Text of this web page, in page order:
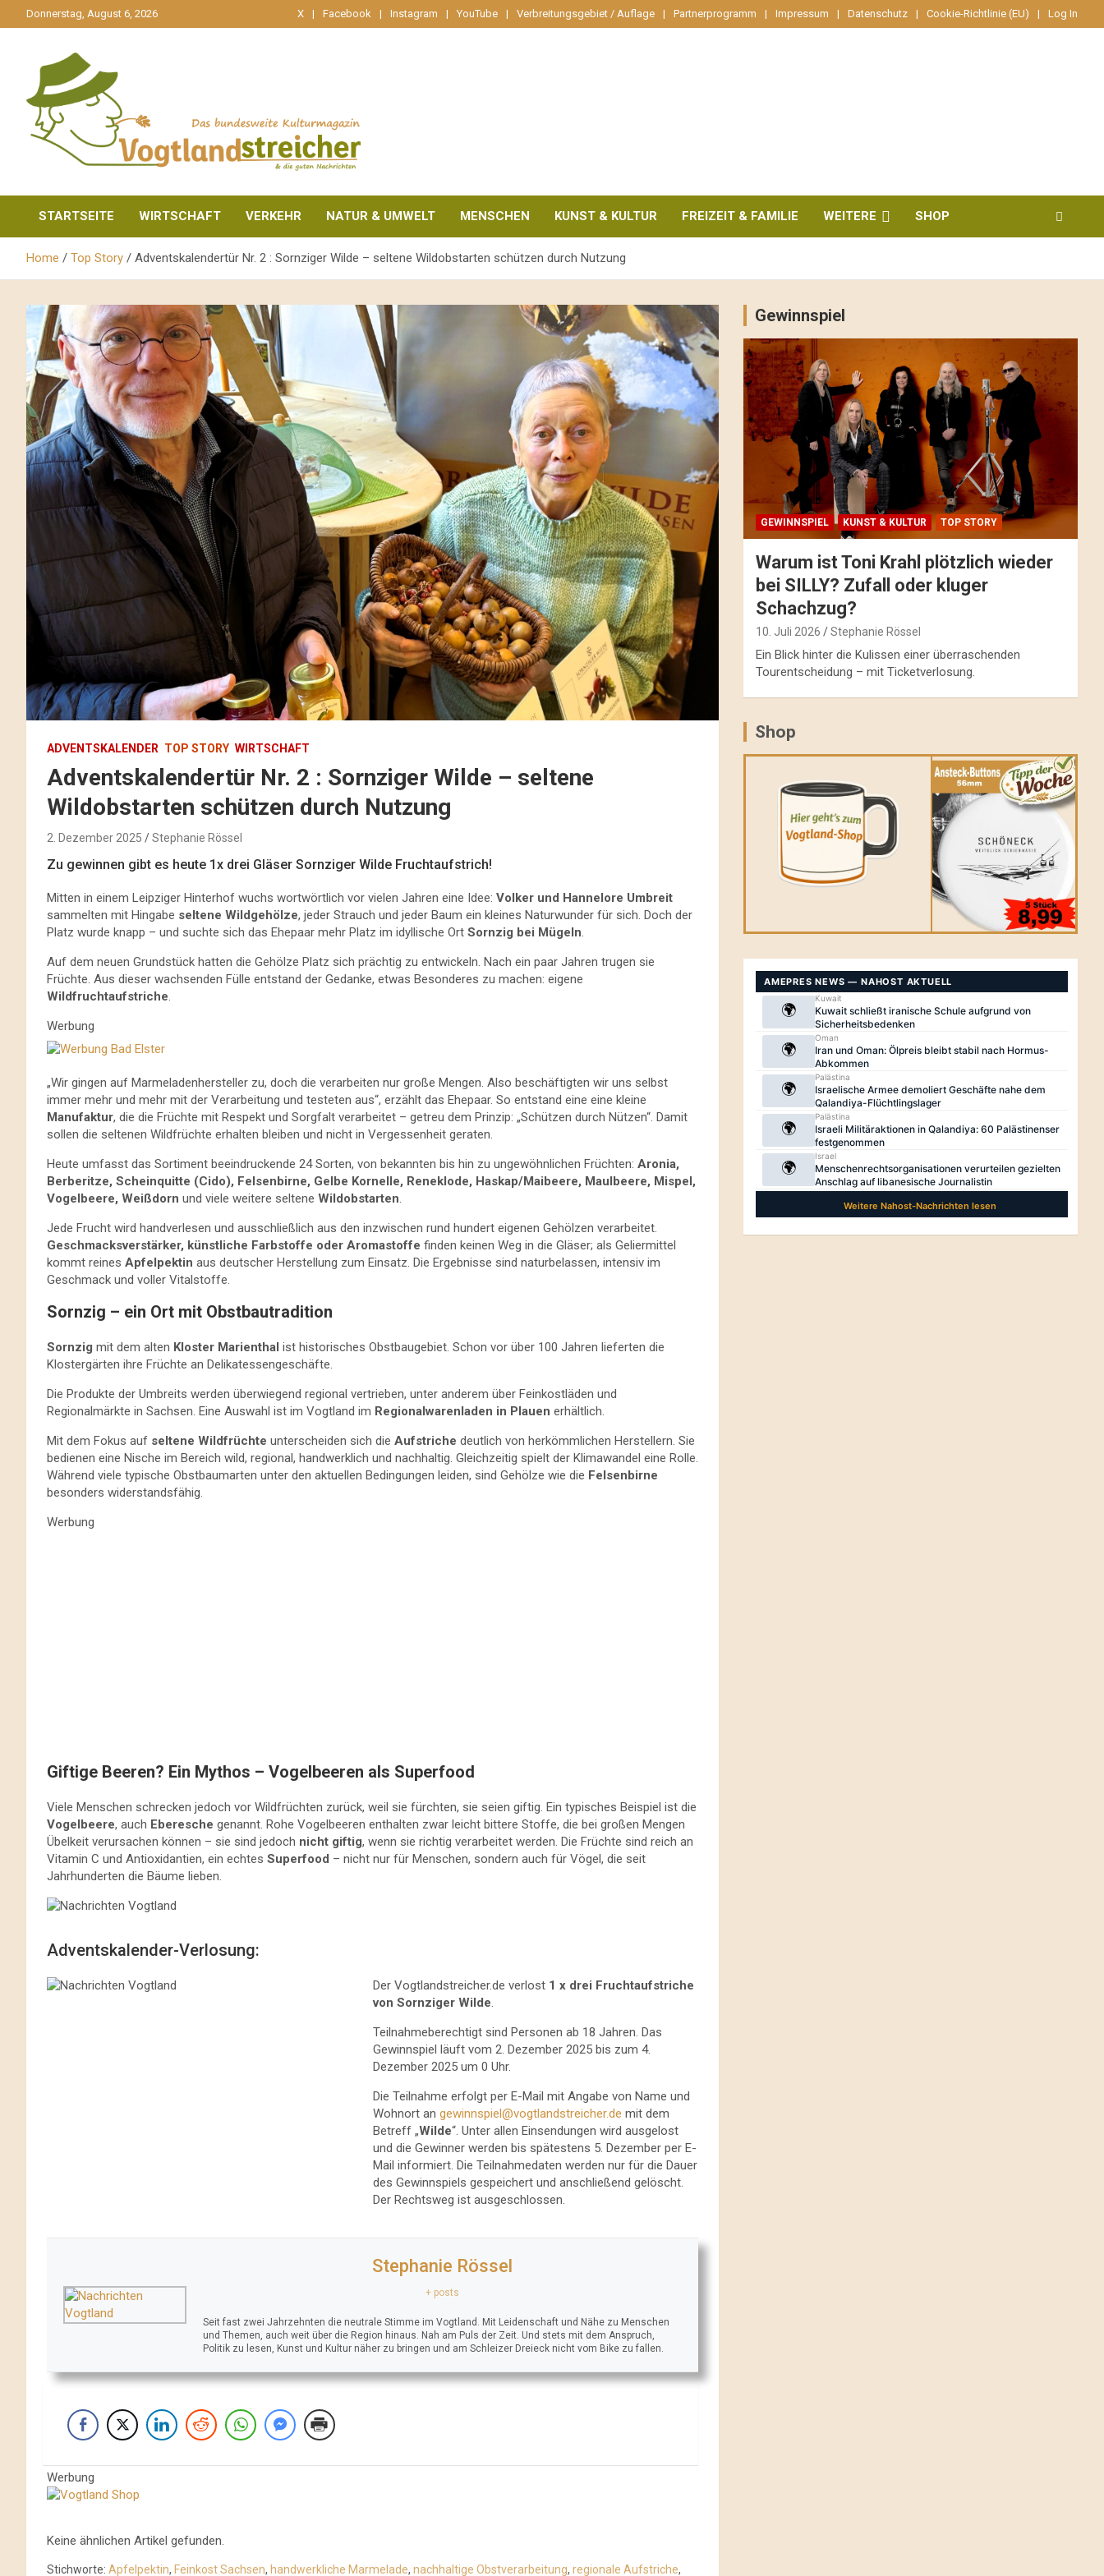
zum
Donnerstag, August 6, 2026 X Facebook Instagram YouTube Verbreitungsgebiet / Auflage Partnerprogramm Impressum Datenschutz Cookie-Richtlinie (EU) Log In
Vogtlandstreicher
STARTSEITE WIRTSCHAFT VERKEHR NATUR & UMWELT MENSCHEN KUNST & KULTUR FREIZEIT & FAMILIE WEITERE SHOP
Home Top Story Adventskalendertür Nr. 2 : Sornziger Wilde – seltene Wildobstarten schützen durch Nutzung
ADVENTSKALENDER TOP STORY WIRTSCHAFT
Adventskalendertür Nr. 2 : Sornziger Wilde – seltene
Wildobstarten schützen durch Nutzung
2. Dezember 2025 Stephanie Rössel
Zu gewinnen gibt es heute 1x drei Gläser Sornziger Wilde Fruchtaufstrich!
Mitten in einem Leipziger Hinterhof wuchs wortwörtlich vor vielen Jahren eine Idee: Volker und Hannelore Umbreit
sammelten mit Hingabe seltene Wildgehölze, jeder Strauch und jeder Baum ein kleines Naturwunder für sich. Doch der
Platz wurde knapp – und suchte sich das Ehepaar mehr Platz im idyllische Ort Sornzig bei Mügeln
Auf dem neuen Grundstück hatten die Gehölze Platz sich prächtig zu entwickeln. Nach ein paar Jahren trugen sie
Früchte. Aus dieser wachsenden Fülle entstand der Gedanke, etwas Besonderes zu machen: eigene
Wildfruchtaufstriche
Werbung
„Wir gingen auf Marmeladenhersteller zu, doch die verarbeiten nur große Mengen. Also beschäftigten wir uns selbst
immer mehr und mehr mit der Verarbeitung und testeten aus“, erzählt das Ehepaar. So entstand eine eine kleine
Manufaktur, die die Früchte mit Respekt und Sorgfalt verarbeitet – getreu dem Prinzip: „Schützen durch Nützen“. Damit
sollen die seltenen Wildfrüchte erhalten bleiben und nicht in Vergessenheit geraten.
Heute umfasst das Sortiment beeindruckende 24 Sorten, von bekannten bis hin zu ungewöhnlichen Früchten: Aronia,
Berberitze, Scheinquitte (Cido), Felsenbirne, Gelbe Kornelle, Reneklode, Haskap/Maibeere, Maulbeere, Mispel,
Vogelbeere, Weißdorn und viele weitere seltene Wildobstarten.
Jede Frucht wird handverlesen und ausschließlich aus den inzwischen rund hundert eigenen Gehölzen verarbeitet.
Geschmacksverstärker, künstliche Farbstoffe oder Aromastoffe finden keinen Weg in die Gläser; als Geliermittel
kommt reines Apfelpektin aus deutscher Herstellung zum Einsatz. Die Ergebnisse sind naturbelassen, intensiv im
Geschmack und voller Vitalstoffe.
Sornzig – ein Ort mit Obstbautradition
Sornzig mit dem alten Kloster Marienthal ist historisches Obstbaugebiet. Schon vor über 100 Jahren lieferten die
Klostergärten ihre Früchte an Delikatessengeschäfte.
Die Produkte der Umbreits werden überwiegend regional vertrieben, unter anderem über Feinkostläden und
Regionalmärkte in Sachsen. Eine Auswahl ist im Vogtland im Regionalwarenladen in Plauen erhältlich.
Mit dem Fokus auf seltene Wildfrüchte unterscheiden sich die Aufstriche deutlich von herkömmlichen Herstellern. Sie
bedienen eine Nische im Bereich wild, regional, handwerklich und nachhaltig. Gleichzeitig spielt der Klimawandel eine Rolle.
Während viele typische Obstbaumarten unter den aktuellen Bedingungen leiden, sind Gehölze wie die Felsenbirne
besonders widerstandsfähig.
Werbung
Giftige Beeren? Ein Mythos – Vogelbeeren als Superfood
Viele Menschen schrecken jedoch vor Wildfrüchten zurück, weil sie fürchten, sie seien giftig. Ein typisches Beispiel ist die
Vogelbeere, auch Eberesche genannt. Rohe Vogelbeeren enthalten zwar leicht bittere Stoffe, die bei großen Mengen
Übelkeit verursachen können – sie sind jedoch nicht giftig, wenn sie richtig verarbeitet werden. Die Früchte sind reich an
Vitamin C und Antioxidantien, ein echtes Superfood – nicht nur für Menschen, sondern auch für Vögel, die seit
Jahrhunderten die Bäume lieben.
Adventskalender-Verlosung:
Der Vogtlandstreicher.de verlost 1 x drei Fruchtaufstriche
von Sornziger Wilde.
Teilnahmeberechtigt sind Personen ab 18 Jahren. Das
Gewinnspiel läuft vom 2. Dezember 2025 bis zum 4.
Dezember 2025 um 0 Uhr.
Die Teilnahme erfolgt per E-Mail mit Angabe von Name und
Wohnort an gewinnspiel@vogtlandstreicher.de mit dem
Betreff „Wilde“. Unter allen Einsendungen wird ausgelost
und die Gewinner werden bis spätestens 5. Dezember per E-
Mail informiert. Die Teilnahmedaten werden nur für die Dauer
des Gewinnspiels gespeichert und anschließend gelöscht.
Der Rechtsweg ist ausgeschlossen.
Stephanie Rössel
+ posts
Seit fast zwei Jahrzehnten die neutrale Stimme im Vogtland. Mit Leidenschaft und Nähe zu Menschen
und Themen, auch weit über die Region hinaus. Nah am Puls der Zeit. Und stets mit dem Anspruch,
Politik zu lesen, Kunst und Kultur näher zu bringen und am Schleizer Dreieck nicht vom Bike zu fallen.
Werbung
Keine ähnlichen Artikel gefunden.
Stichworte: Apfelpektin, Feinkost Sachsen, handwerkliche Marmelade, nachhaltige Obstverarbeitung, regionale Aufstriche,
Gewinnspiel
GEWINNSPIEL KUNST & KULTUR TOP STORY
Warum ist Toni Krahl plötzlich wieder
bei SILLY? Zufall oder kluger
Schachzug?
10. Juli 2026 Stephanie Rössel
Ein Blick hinter die Kulissen einer überraschenden
Tourentscheidung – mit Ticketverlosung.
Shop